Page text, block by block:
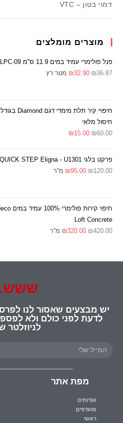
דמוי בטון – VTC
מוצרים מומלצים
פנל פולימרי עמיד במים 11.9 ס"מ LPC-09
₪36.87
₪32.90 מטר רץ
חיסול מלאי
₪60.00
₪15.00
פרקט בלגי QUICK STEP Eligna - U1301
₪120.00
₪95.00 מ''ר
Loft Concrete
₪420.00
₪320.00 מ''ר
מפת אתר
אודותינו
מועדפים
ראשי
יש מבצעים שאסור לנו
לדעת לפני כולם ולא
לניוזלטר